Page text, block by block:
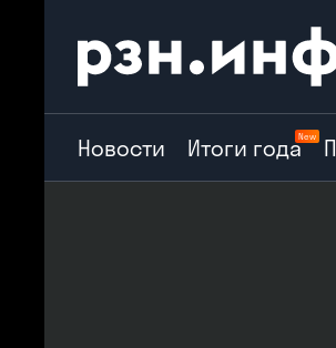
Новости Итоги годаNew